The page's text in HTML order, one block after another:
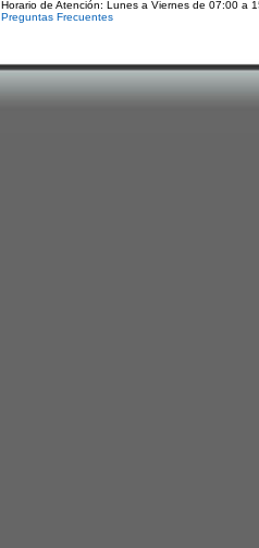
Horario de Atención: Lunes a Viernes de 07:00 a
Preguntas Frecuentes